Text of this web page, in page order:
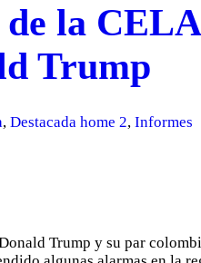
la
Trump
,Destacada home 2,Informes
Trump y su par